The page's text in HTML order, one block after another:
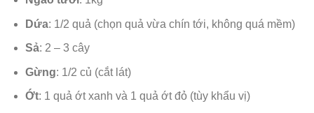
Dứa: 1/2 quả (chọn quả vừa chín tới, không quá mềm)
Sả: 2 – 3 cây
Gừng: 1/2 củ (cắt lát)
Ớt: 1 quả ớt xanh và 1 quả ớt đỏ (tùy khẩu vị)